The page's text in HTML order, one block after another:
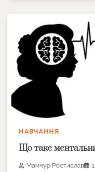
НАВЧАННЯ
Що таке
Мамчур Ростислав